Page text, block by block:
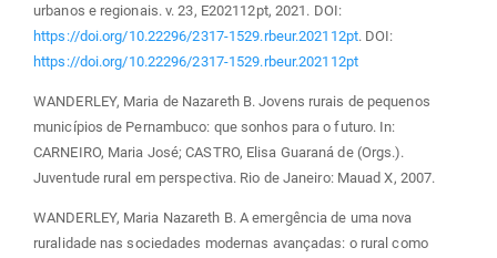
urbanos e regionais. v. 23, E202112pt, 2021. DOI:
https://doi.org/10.22296/2317-1529.rbeur.202112pt. DOI:
https://doi.org/10.22296/2317-1529.rbeur.202112pt
WANDERLEY, Maria de Nazareth B. Jovens rurais de pequenos
municípios de Pernambuco: que sonhos para o futuro. In:
CARNEIRO, Maria José; CASTRO, Elisa Guaraná de (Orgs.).
Juventude rural em perspectiva. Rio de Janeiro: Mauad X, 2007.
WANDERLEY, Maria Nazareth B. A emergência de uma nova
ruralidade nas sociedades modernas avançadas: o rural como